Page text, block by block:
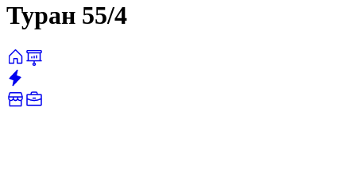
Туран 55/4